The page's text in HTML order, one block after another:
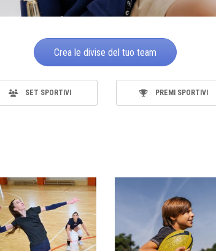
Crea le divise del tuo team
SET SPORTIVI PREMI SPORTIVI